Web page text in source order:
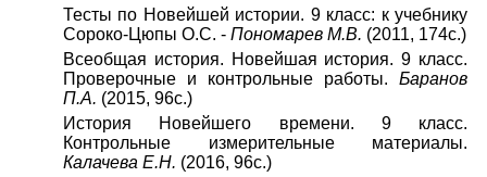
Тесты по Новейшей истории. 9 класс: к учебнику
Сороко-Цюпы О.С. - Пономарев М.В. (2011, 174с.)
Всеобщая история. Новейшая история. 9 класс.
Проверочные и контрольные работы. Баранов
П.А. (2015, 96с.)
История Новейшего времени. 9 класс.
Контрольные измерительные материалы.
Калачева Е.Н. (2016, 96с.)